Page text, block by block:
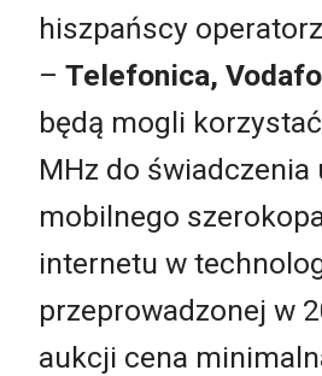
hiszpańscy
– Telefonica,
będą mogli
MHz do świadczenia
mobilnego
internetu w
przeprowadzonej w
aukcji cena